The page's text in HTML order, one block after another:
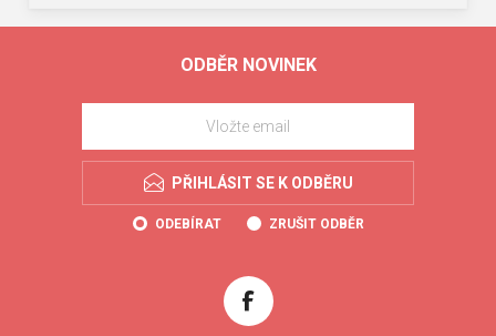
ODBĚR NOVINEK
PŘIHLÁSIT SE K ODBĚRU
ODEBÍRAT ZRUŠIT ODBĚR